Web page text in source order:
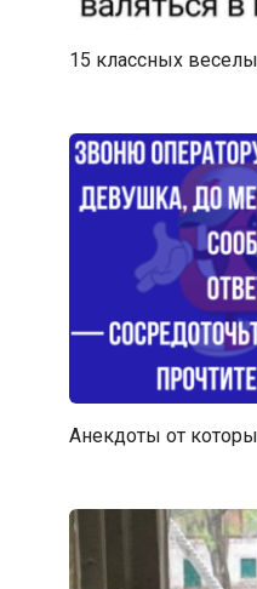
15 классных
Анекдоты от